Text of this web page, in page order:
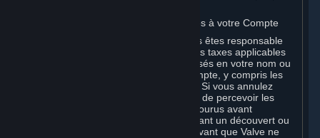
B. Responsabilité pour les frais associés à votre Compte
En tant que détenteur du Compte, vous êtes responsable
de tous les frais encourus, y compris les taxes applicables
et tous les achats ou commandes réalisés en votre nom ou
en celui de tout utilisateur de votre Compte, y compris les
membres de votre famille ou vos amis. Si vous annulez
votre Compte, Valve se réserve le droit de percevoir les
frais, les suppléments ou les coûts encourus avant
l'annulation. Tous les Comptes présentant un découvert ou
des impayés doivent être régularisés avant que Valve ne